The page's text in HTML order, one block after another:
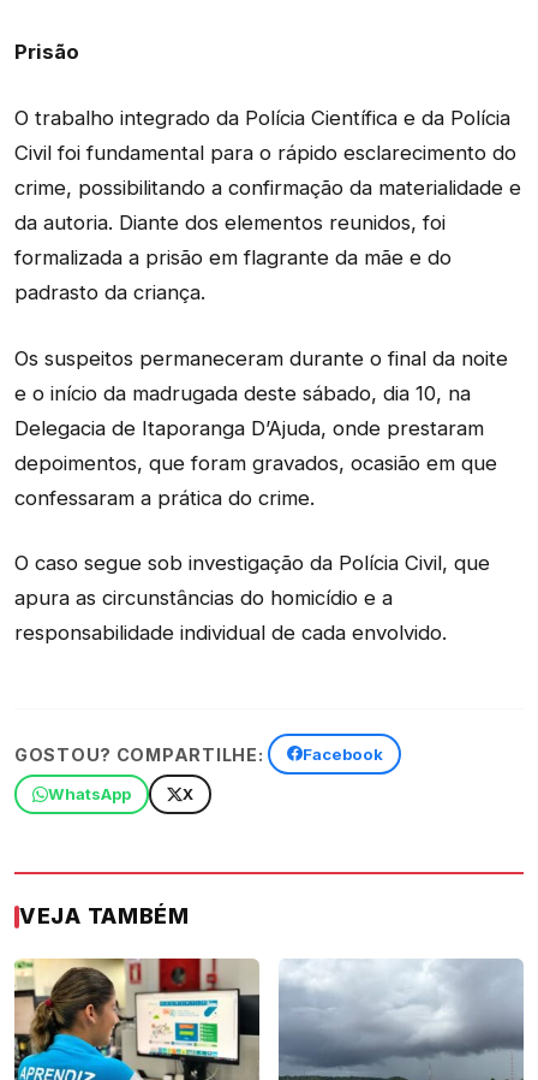
Prisão
O trabalho integrado da Polícia Científica e da Polícia
Civil foi fundamental para o rápido esclarecimento do
crime, possibilitando a confirmação da materialidade e
da autoria. Diante dos elementos reunidos, foi
formalizada a prisão em flagrante da mãe e do
padrasto da criança.
Os suspeitos permaneceram durante o final da noite
e o início da madrugada deste sábado, dia 10, na
Delegacia de Itaporanga D’Ajuda, onde prestaram
depoimentos, que foram gravados, ocasião em que
confessaram a prática do crime.
O caso segue sob investigação da Polícia Civil, que
apura as circunstâncias do homicídio e a
responsabilidade individual de cada envolvido.
GOSTOU? COMPARTILHE: Facebook
WhatsApp X
VEJA TAMBÉM